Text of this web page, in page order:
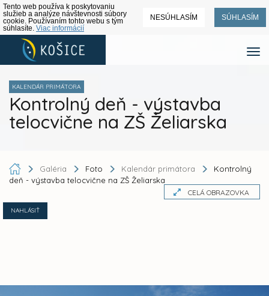
Tento web používa k poskytovaniu
služieb a analýze návštevnosti súbory
cookie. Používaním tohto webu s tým
súhlasíte. Viac informácií
NESÚHLASÍM SÚHLASÍM
KALENDÁR PRIMÁTORA
Kontrolný deň - výstavba
telocvične na ZŠ Želiarska
Galéria Foto Kalendár primátora
Kontrolný
deň - výstavba telocvične na ZŠ Želiarska
CELÁ OBRAZOVKA
NAHLÁSIŤ